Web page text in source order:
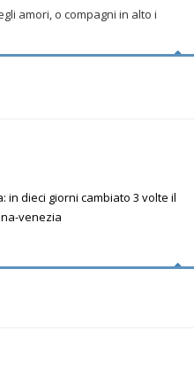
amori, o compagni in alto i
in dieci giorni cambiato 3 volte il
venezia